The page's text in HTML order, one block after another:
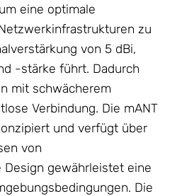
eine optimale
zu
von 5 dBi,
-stärke führt. Dadurch
mit schwächerem
Verbindung. Die mANT
und verfügt über
von
gewährleistet eine
Die